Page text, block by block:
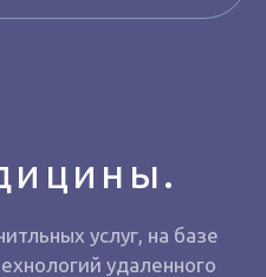
услуг, на базе
удаленного